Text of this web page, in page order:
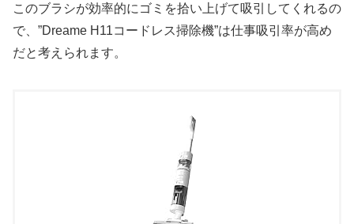
このブラシが効率的にゴミを拾い上げて吸引してくれるの
で、”Dreame H11コードレス掃除機”は仕事吸引率が高め
だと考えられます。